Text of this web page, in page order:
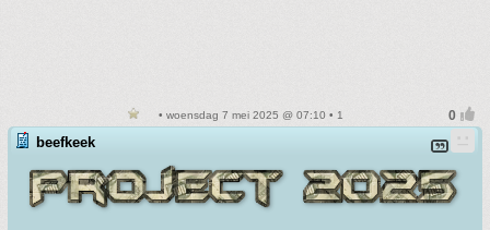
• woensdag 7 mei 2025 @ 07:10 • 1
beefkeek